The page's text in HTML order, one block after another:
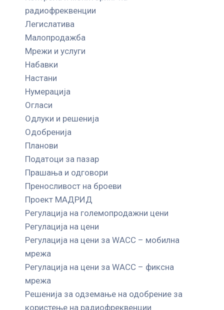
радиофреквенции
Легислатива
Малопродажба
Мрежи и услуги
Набавки
Настани
Нумерација
Огласи
Одлуки и решенија
Одобренија
Планови
Податоци за пазар
Прашања и одговори
Преносливост на броеви
Проект МАДРИД
Регулација на големопродажни цени
Регулација на цени
Регулација на цени за WACC – мобилна
мрежа
Регулација на цени за WACC – фиксна
мрежа
Решенија за одземање на одобрение за
користење на радиофреквенции